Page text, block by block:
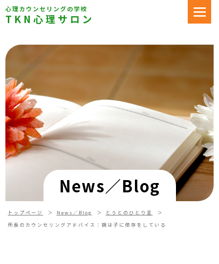
心理カウンセリングの学校
TKN心理サロン
News／Blog
トップページ News／Blog
とうとのひとり言
所長のカウンセリングアドバイス：親は子に依存をしている